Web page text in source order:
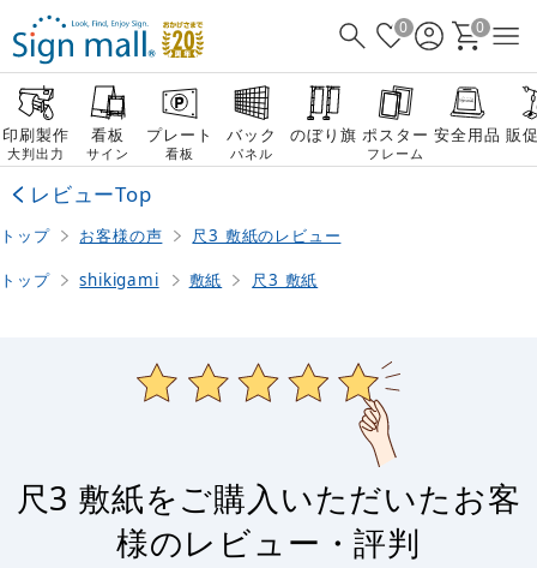
0 0
印刷製作
大判出力
看板
サイン
プレート
看板
バック
パネル
のぼり旗 ポスター
フレーム
安全用品 販
レビューTop
トップ お客様の声 尺3 敷紙のレビュー
トップ shikigami 敷紙 尺3 敷紙
尺3 敷紙をご購入いただいたお客
様のレビュー・評判